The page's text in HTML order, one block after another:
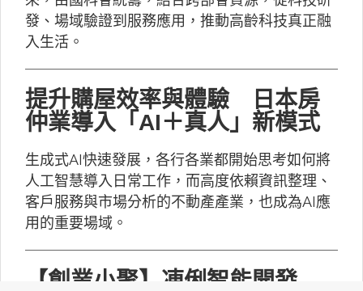
發、場域驗證到服務應用，推動高齡科技真正融
入生活。
提升購屋效率與體驗 日本房
仲業導入「AI＋真人」新模式
生成式AI快速發展，各行各業都開始思考如何將
人工智慧導入日常工作，而高度依賴資訊整理、
客戶服務與市場分析的不動產產業，也成為AI應
用的重要場域。
【創業小聚】凍俐智能開發